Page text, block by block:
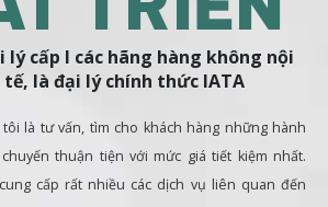
lý cấp I các hãng hàng không nội
tế, là đại lý chính thức IATA
là tư vấn, tìm cho khách hàng những hành
thuận tiện với mức giá tiết kiệm nhất.
cấp rất nhiều các dịch vụ liên quan đến